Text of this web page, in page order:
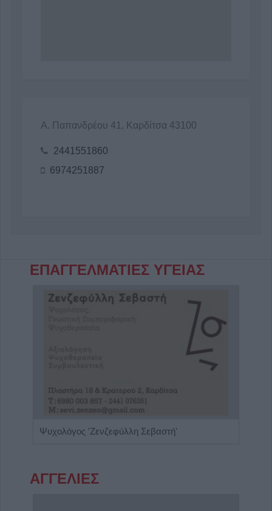
Α. Παπανδρέου 41, Καρδίτσα 43100
2441551860
6974251887
ΕΠΑΓΓΕΛΜΑΤΙΕΣ ΥΓΕΙΑΣ
Ψυχολόγος 'Ζενζεφύλλη Σεβαστή'
ΑΓΓΕΛΙΕΣ